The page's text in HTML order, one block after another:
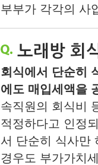
부부가 각각의 사
노래방 회
회식에서 단순히
에도 매입세액을
속직원의 회식비
적정하다고 인정
서 단순히 식사만
경우도 부가가치